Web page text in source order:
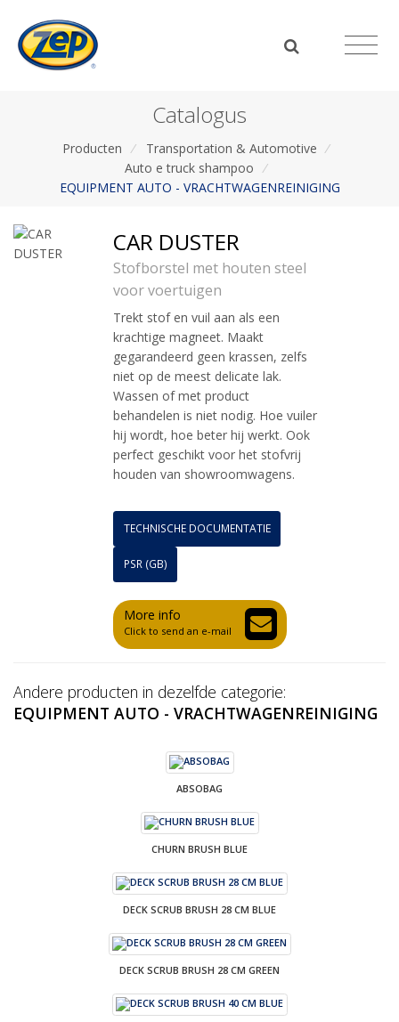
Catalogus
Producten / Transportation & Automotive /
Auto e truck shampoo /
EQUIPMENT AUTO - VRACHTWAGENREINIGING
CAR DUSTER
Stofborstel met houten steel
voor voertuigen
Trekt stof en vuil aan als een
krachtige magneet. Maakt
gegarandeerd geen krassen, zelfs
niet op de meest delicate lak.
Wassen of met product
behandelen is niet nodig. Hoe vuiler
hij wordt, hoe beter hij werkt. Ook
perfect geschikt voor het stofvrij
houden van showroomwagens.
TECHNISCHE DOCUMENTATIE
PSR (GB)
More info
Click to send an e-mail
Andere producten in dezelfde categorie:
EQUIPMENT AUTO - VRACHTWAGENREINIGING
ABSOBAG
CHURN BRUSH BLUE
DECK SCRUB BRUSH 28 CM BLUE
DECK SCRUB BRUSH 28 CM GREEN